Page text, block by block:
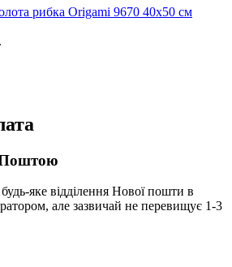
рибка Origami 9670 40x50 см
яке відділення Нової пошти в
але зазвичай не перевищує 1-3